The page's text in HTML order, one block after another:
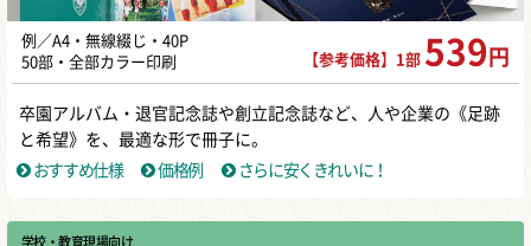
例／A4・無線綴じ・40P
50部・全部カラー印刷
【参考価格】1部 539 円
卒園アルバム・退官記念誌や創立記念誌など、人や企業の《足跡
と希望》を、最適な形で冊子に。
おすすめ仕様
価格例 さらに安くきれいに！
学校・教育現場向け